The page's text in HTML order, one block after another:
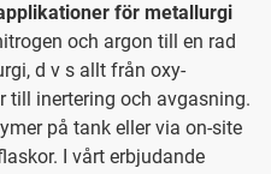
för metallurgi
och argon till en rad
d v s allt från oxy-
inertering och avgasning.
på tank eller via on-site
I vårt erbjudande